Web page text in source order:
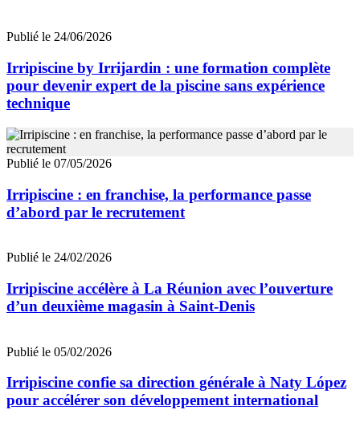
Publié le 24/06/2026
Irripiscine by Irrijardin : une formation complète
pour devenir expert de la piscine sans expérience
technique
Publié le 07/05/2026
Irripiscine : en franchise, la performance passe
d’abord par le recrutement
Publié le 24/02/2026
Irripiscine accélère à La Réunion avec l’ouverture
d’un deuxième magasin à Saint-Denis
Publié le 05/02/2026
Irripiscine confie sa direction générale à Naty López
pour accélérer son développement international